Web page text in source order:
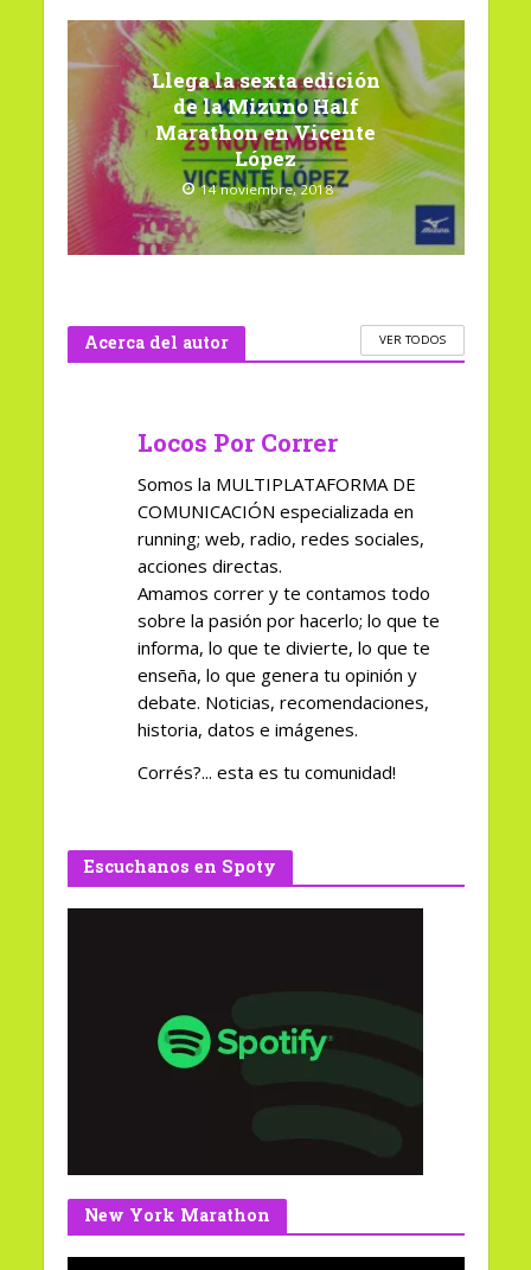
Llega la sexta edición
de la Mizuno Half
Marathon en Vicente
López
14 noviembre, 2018
Acerca del autor VER TODOS
Locos Por Correr
Somos la MULTIPLATAFORMA DE
COMUNICACIÓN especializada en
running; web, radio, redes sociales,
acciones directas.
Amamos correr y te contamos todo
sobre la pasión por hacerlo; lo que te
informa, lo que te divierte, lo que te
enseña, lo que genera tu opinión y
debate. Noticias, recomendaciones,
historia, datos e imágenes.
Corrés?... esta es tu comunidad!
Escuchanos en Spoty
New York Marathon